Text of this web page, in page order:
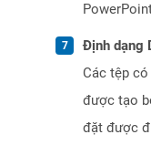
Định dạng
Các tệp
được tạo
đặt được